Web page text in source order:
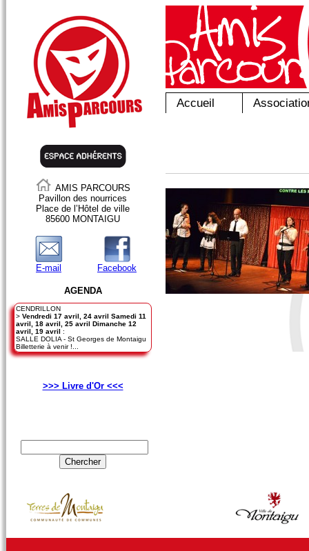
Accueil
AMIS PARCOURS
Pavillon des nourrices
Place de l’Hôtel de ville
85600 MONTAIGU
E-mail Facebook
AGENDA
CENDRILLON
> Vendredi 17 avril, 24 avril Samedi 11
avril, 18 avril, 25 avril Dimanche 12
avril, 19 avril :
SALLE DOLIA - St Georges de Montaigu
Billetterie à venir !...
>>> Livre d'Or <<<